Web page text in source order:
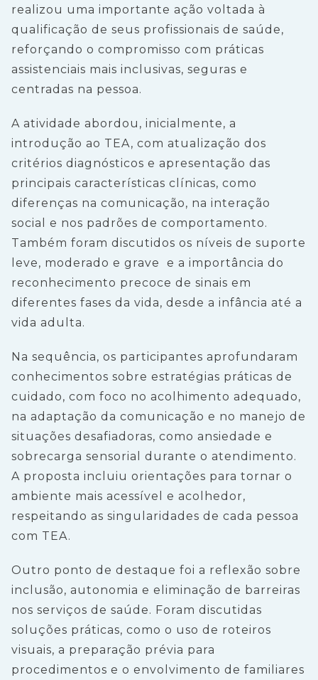
realizou uma importante ação voltada à
qualificação de seus profissionais de saúde,
reforçando o compromisso com práticas
assistenciais mais inclusivas, seguras e
centradas na pessoa.
A atividade abordou, inicialmente, a
introdução ao TEA, com atualização dos
critérios diagnósticos e apresentação das
principais características clínicas, como
diferenças na comunicação, na interação
social e nos padrões de comportamento.
Também foram discutidos os níveis de suporte
leve, moderado e grave e a importância do
reconhecimento precoce de sinais em
diferentes fases da vida, desde a infância até a
vida adulta.
Na sequência, os participantes aprofundaram
conhecimentos sobre estratégias práticas de
cuidado, com foco no acolhimento adequado,
na adaptação da comunicação e no manejo de
situações desafiadoras, como ansiedade e
sobrecarga sensorial durante o atendimento.
A proposta incluiu orientações para tornar o
ambiente mais acessível e acolhedor,
respeitando as singularidades de cada pessoa
com TEA.
Outro ponto de destaque foi a reflexão sobre
inclusão, autonomia e eliminação de barreiras
nos serviços de saúde. Foram discutidas
soluções práticas, como o uso de roteiros
visuais, a preparação prévia para
procedimentos e o envolvimento de familiares